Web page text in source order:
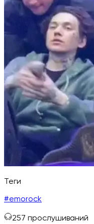
Теги
#emorock
257 прослушиваний